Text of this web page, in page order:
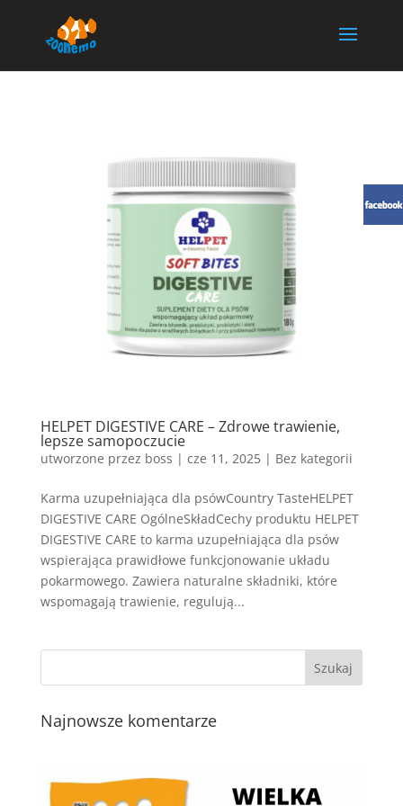
HELPET DIGESTIVE CARE – Zdrowe trawienie,
lepsze samopoczucie
utworzone przez boss | cze 11, 2025| Bez kategorii
Karma uzupełniająca dla psówCountry TasteHELPET
DIGESTIVE CARE OgólneSkładCechy produktu HELPET
DIGESTIVE CARE to karma uzupełniająca dla psów
wspierająca prawidłowe funkcjonowanie układu
pokarmowego. Zawiera naturalne składniki, które
wspomagają trawienie, regulują...
Najnowsze komentarze